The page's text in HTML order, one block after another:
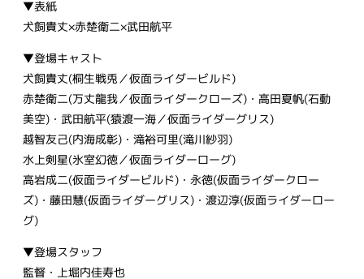
▼表紙
犬飼貴丈×赤楚衛二×武田航平
▼登場キャスト
犬飼貴丈(桐生戦兎／仮面ライダービルド)
赤楚衛二(万丈龍我／仮面ライダークローズ)・高田夏帆(石動
美空)・武田航平(猿渡一海／仮面ライダーグリス)
越智友己(内海成彰)・滝裕可里(滝川紗羽)
水上剣星(氷室幻徳／仮面ライダーローグ)
高岩成二(仮面ライダービルド)・永徳(仮面ライダークロー
ズ)・藤田慧(仮面ライダーグリス)・渡辺淳(仮面ライダーロー
グ)
▼登場スタッフ
監督・上堀内佳寿也